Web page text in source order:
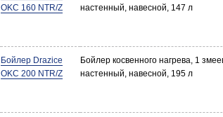
OKC 160 NTR/Z
настенный, навесной, 147 л
Бойлер Drazice
OKC 200 NTR/Z
Бойлер косвенного нагрева, 1
настенный, навесной, 195 л